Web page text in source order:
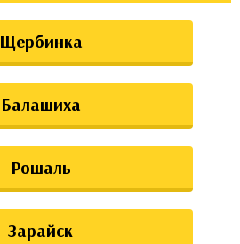
Щербинка
Балашиха
Рошаль
Зарайск